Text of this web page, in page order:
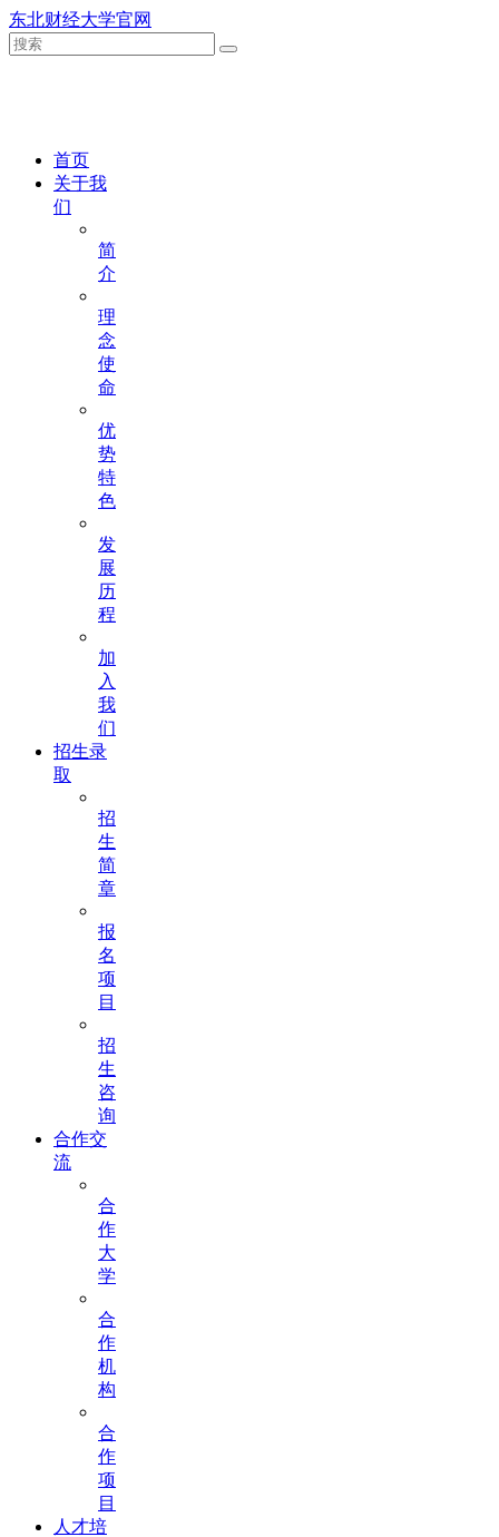
东北财经大学官网
首页
关于我
们
简
介
理
念
使
命
优
势
特
色
发
展
历
程
加
入
我
们
招生录
取
招
生
简
章
报
名
项
目
招
生
咨
询
合作交
流
合
作
大
学
合
作
机
构
合
作
项
目
人才培